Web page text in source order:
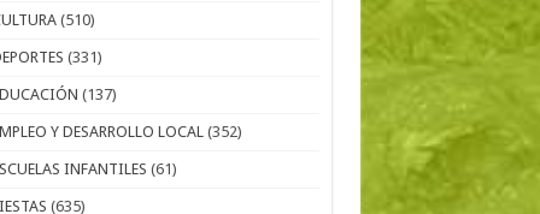
(510)
(331)
(137)
Y DESARROLLO LOCAL (352)
INFANTILES (61)
(635)